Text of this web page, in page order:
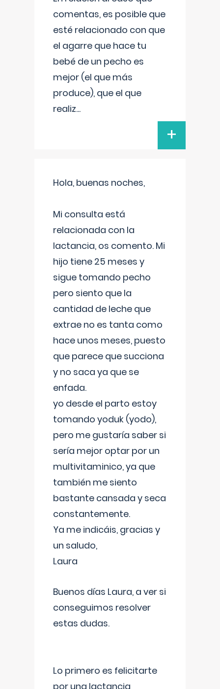
comentas, es posible que
esté relacionado con que
el agarre que hace tu
bebé de un pecho es
mejor (el que más
produce), que el que
realiz...
+
Hola, buenas noches,
Mi consulta está
relacionada con la
lactancia, os comento. Mi
hijo tiene 25 meses y
sigue tomando pecho
pero siento que la
cantidad de leche que
extrae no es tanta como
hace unos meses, puesto
que parece que succiona
y no saca ya que se
enfada.
yo desde el parto estoy
tomando yoduk (yodo),
pero me gustaría saber si
sería mejor optar por un
multivitaminico, ya que
también me siento
bastante cansada y seca
constantemente.
Ya me indicáis, gracias y
un saludo,
Laura
Buenos días Laura, a ver si
conseguimos resolver
estas dudas.
Lo primero es felicitarte
por una lactancia